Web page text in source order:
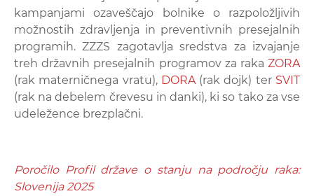
kampanjami ozaveščajo bolnike o razpoložljivih
možnostih zdravljenja in preventivnih presejalnih
programih. ZZZS zagotavlja sredstva za izvajanje
treh državnih presejalnih programov za raka ZORA
(rak materničnega vratu), DORA(rak dojk) ter SVIT
(rak na debelem črevesu in danki), ki so tako za vse
udeležence brezplačni.
Poročilo Profil države o stanju na področju raka:
Slovenija 2025